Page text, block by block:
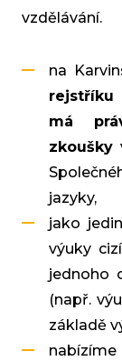
vzdělávání.
na
rejstříku
má
zkoušky
jazyky,
jako
výuky
jednoho
(např.
základě